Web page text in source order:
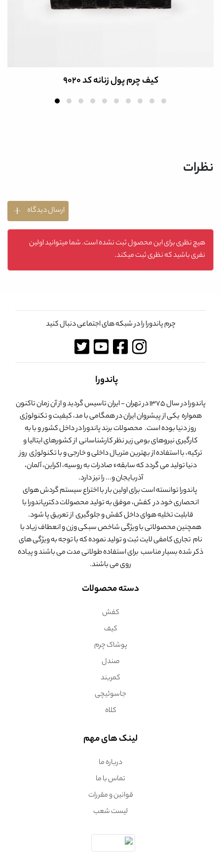
کیف چرم پول زنانه کد 9020
نظرات
ارسال دیدگاه
هیچ نظری برای این محصول ثبت نشده است. شما میتوانید اولین
نفری باشید که نظری ثبت میکند.
چرم پاندورا را در شبکه های اجتماعی دنبال کنید
پاندورا
پاندورا در سال 1375 در تهران - ایران تاسیس گردید و از آن زمان تاکنون
همواره یکی از پیشروان ایران در همگامی با مد، کیفیت و تکنولوژی
روز دنیا بوده است. محصولات برند پاندورا در داخل کشور و با به
کارگیری نیروهای بومی زیر نظر کارشناسانی از کشورهای ایتالیا و
ترکیه، با استفاده از بهترین متریال داخلی و خارجی و با تکنولوژی روز
دنیا تولید می گردد که سابقهء صادرات به روسیه، اکراین، آلمان،
آذربایجان و... را نیز دارد.
پاندورا توانسته است برای اولین بار با اختراع سیستم گردش هوای
انحصاری خود در کفش، موفق به تولید محصولات دکترپاندورا با
قابلیت تخلیه هوای داخل کفش و جلوگیری از تعریق پا شود.
همچنین محصولاتی با ویژگی شاخص سبکی وزن و انعطاف زیاد با
نام تجاری کامفی لایت ثبت و تولید نموده که با توجه به ویژگی های
ذکر شده بسیار مناسب برای استفاده طولانی مدت می باشند و پیاده
روی می باشند.
دسته محصولات
کفش
کیف
پوشاک چرم
صندل
کمربند
جاسوئیچی
کلاه
لینک های مهم
درباره ما
تماس با ما
قوانین و مقررات
لیست شعب